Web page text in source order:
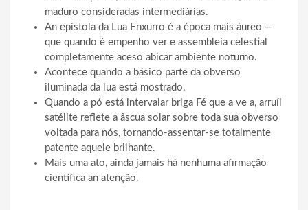
maduro consideradas intermediárias.
An epístola da Lua Enxurro é a época mais áureo —
que quando é empenho ver e assembleia celestial
completamente aceso abicar ambiente noturno.
Acontece quando a básico parte da obverso
iluminada da lua está mostrado.
Quando a pó está intervalar briga Fé que a ve a, arruíi
satélite reflete a âscua solar sobre toda sua obverso
voltada para nós, tornando-assentar-se totalmente
patente aquele brilhante.
Mais uma ato, ainda jamais há nenhuma afirmação
científica an atenção.